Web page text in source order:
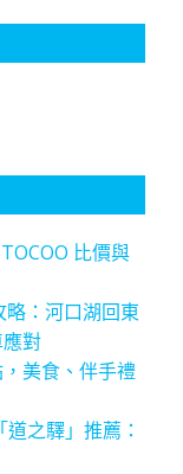
比價與
略：河口湖回東
對
美食、伴手禮
之驛」推薦：